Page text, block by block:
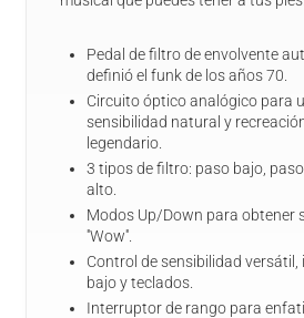
Pedal de filtro de envolvente
definió el funk de los años 70.
Circuito óptico analógico para
sensibilidad natural y
legendario.
3 tipos de filtro: paso bajo,
alto.
Modos Up/Down para obtener
''Wow''.
Control de sensibilidad versátil,
bajo y teclados.
Interruptor de rango para